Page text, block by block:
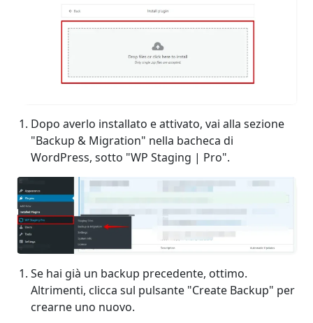
Dopo averlo installato e attivato, vai alla sezione
"Backup & Migration" nella bacheca di
WordPress, sotto "WP Staging | Pro".
Se hai già un backup precedente, ottimo.
Altrimenti, clicca sul pulsante "Create Backup" per
crearne uno nuovo.